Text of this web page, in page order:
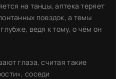
на танцы, аптека теряет
поездок, а темы
ведя к тому, о чём он
глаза, считая такие
соседи